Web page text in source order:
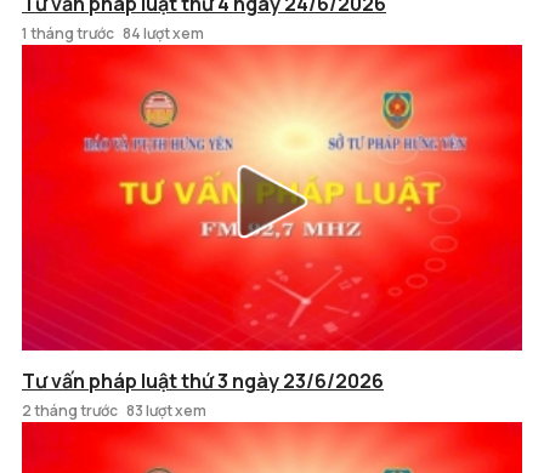
1 tháng trước 84 lượt xem
Tư vấn pháp luật thứ 3 ngày 23/6/2026
2 tháng trước 83 lượt xem